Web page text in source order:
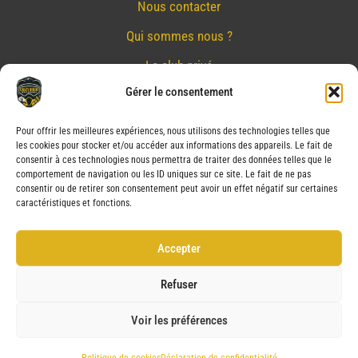
Gérer le consentement
Pour offrir les meilleures expériences, nous utilisons des technologies telles que
les cookies pour stocker et/ou accéder aux informations des appareils. Le fait de
consentir à ces technologies nous permettra de traiter des données telles que le
comportement de navigation ou les ID uniques sur ce site. Le fait de ne pas
consentir ou de retirer son consentement peut avoir un effet négatif sur certaines
caractéristiques et fonctions.
Accepter
Refuser
Voir les préférences
Nous contacter
Qui sommes nous ?
Le club privé
Réserver
Nos partenaires
Mentions Légales
Conditions générales de vente
Politique de cookies (UE)
Copyright © 2026 CRAZY BIKER | Powered by CRAZY BIKER